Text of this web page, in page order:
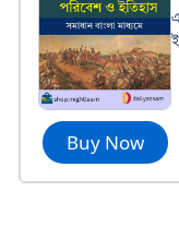
Buy Now